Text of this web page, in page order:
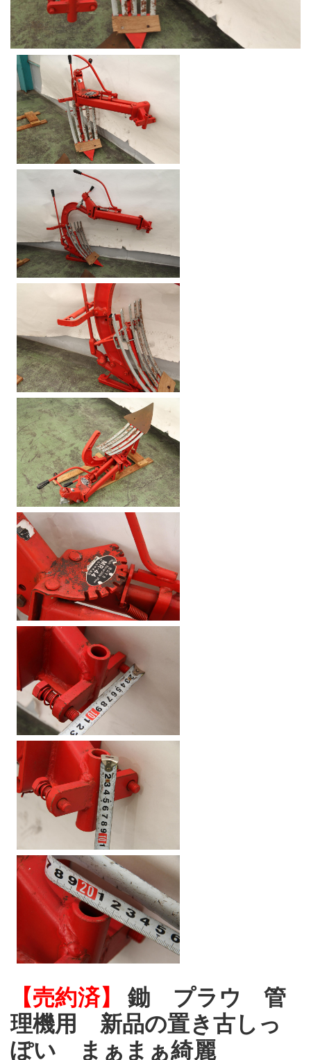
【売約済】
鋤 プラウ 管
理機用 新品の置き古しっ
ぽい まぁまぁ綺麗